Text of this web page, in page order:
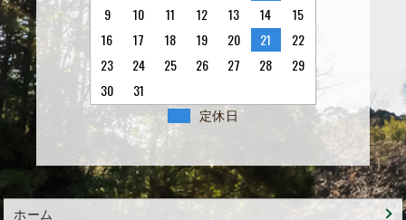
9
10 11 12 13 14
15
16
17 18 19 20 21
22
23
24 25 26 27 28
29
30
31
定休日
ホーム